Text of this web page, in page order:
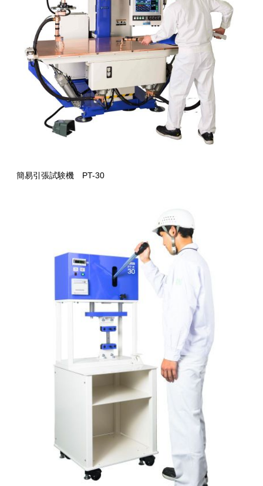
簡易引張試験機 PT-30